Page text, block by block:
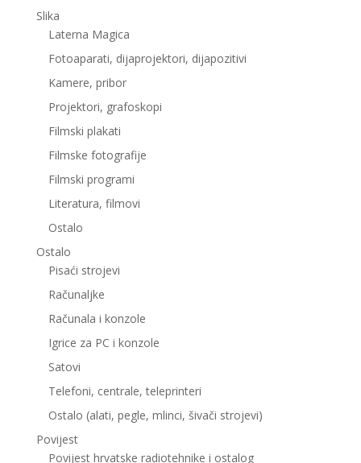
Slika
Laterna Magica
Fotoaparati, dijaprojektori, dijapozitivi
Kamere, pribor
Projektori, grafoskopi
Filmski plakati
Filmske fotografije
Filmski programi
Literatura, filmovi
Ostalo
Ostalo
Pisaći strojevi
Računaljke
Računala i konzole
Igrice za PC i konzole
Satovi
Telefoni, centrale, teleprinteri
Ostalo (alati, pegle, mlinci, šivači strojevi)
Povijest
Povijest hrvatske radiotehnike i ostalog